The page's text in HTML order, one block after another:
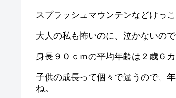
スプラッシュマウンテンなどけっ
大人の私も怖いのに、泣かないので
身長９０ｃｍの平均年齢は２歳６カ
子供の成長って個々で違うので、
ね。